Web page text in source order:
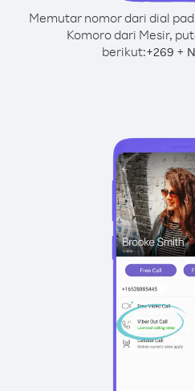
Memutar nomor dari dial
Komoro dari Mesir,
berikut:+269 +